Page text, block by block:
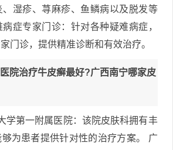
湿疹、荨麻疹、鱼鳞病以及脱发等
症专家门诊：针对各种疑难病症，
门诊，提供精准诊断和有效治疗。
院治疗牛皮癣最好?广西南宁哪家皮
学第一附属医院：该院皮肤科拥有丰
为患者提供针对性的治疗方案。 广